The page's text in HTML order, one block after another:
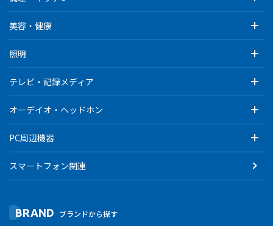
美容・健康
照明
テレビ・記録メディア
オーデイオ・ヘッドホン
PC周辺機器
スマートフォン関連
BRAND ブランドから探す